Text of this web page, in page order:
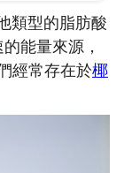
類型的脂肪酸
能量來源，
經常存在於椰